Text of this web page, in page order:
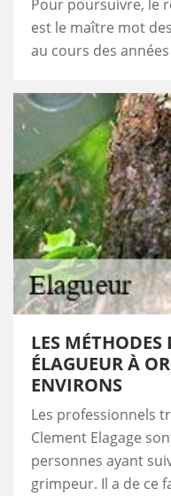
Pour poursuivre, le
est le maître mot
au cours des
LES
ÉLAGUEUR À
ENVIRONS
Les professionnels
Clement Elagage
personnes ayant
grimpeur. Il a de ce